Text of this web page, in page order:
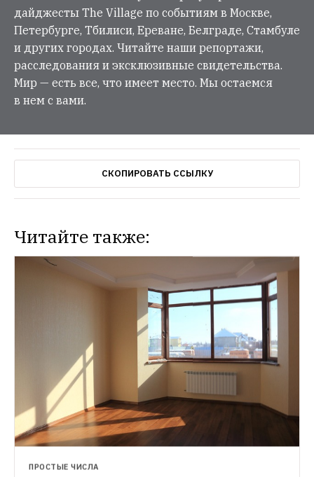
дайджесты The Village по событиям в Москве,
Петербурге, Тбилиси, Ереване, Белграде, Стамбуле
и других городах. Читайте наши репортажи,
расследования и эксклюзивные свидетельства.
Мир — есть все, что имеет место. Мы остаемся
в нем с вами.
СКОПИРОВАТЬ ССЫЛКУ
Читайте также:
ПРОСТЫЕ ЧИСЛА